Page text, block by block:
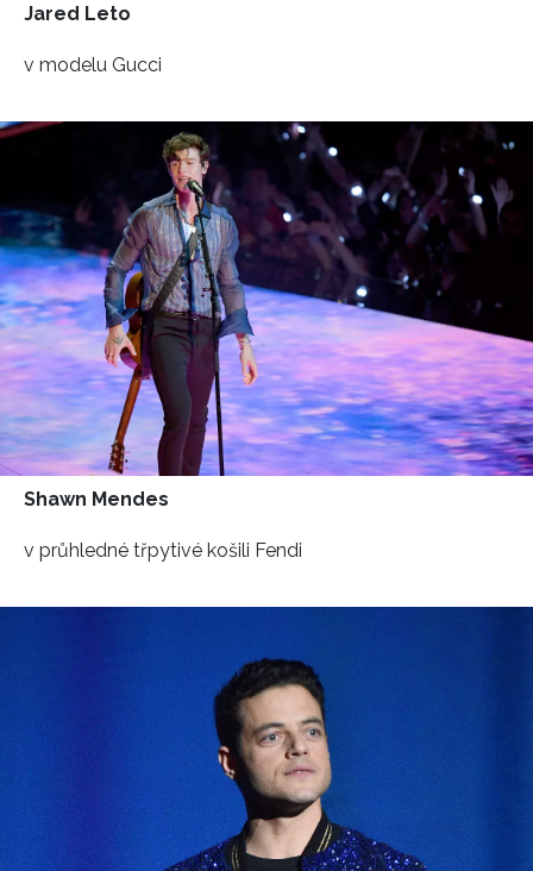
Jared Leto
v modelu Gucci
Shawn Mendes
v průhledné třpytivé košili Fendi